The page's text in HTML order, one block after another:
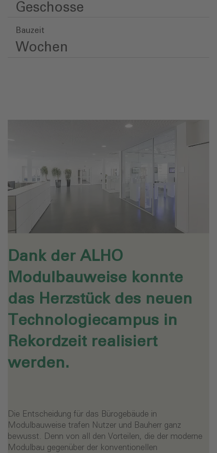
Geschosse
Bauzeit
Wochen
Dank der ALHO
Modulbauweise konnte
das Herzstück des neuen
Technologiecampus in
Rekordzeit realisiert
werden.
Die Entscheidung für das Bürogebäude in
Modulbauweise trafen Nutzer und Bauherr ganz
bewusst. Denn von all den Vorteilen, die der moderne
Modulbau gegenüber der konventionellen